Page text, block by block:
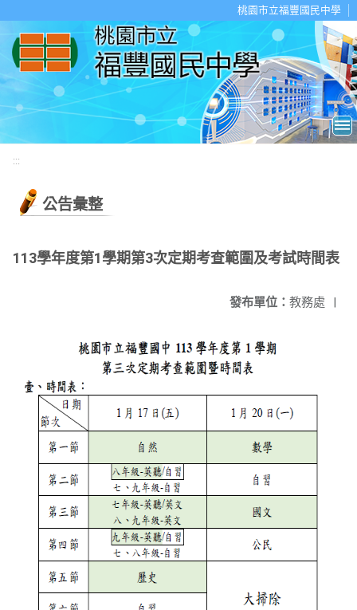
桃園市立福豐國民中學
:::
公告彙整
113學年度第1學期第3次定期考查範圍及考試時間表
發布單位： 教務處 |